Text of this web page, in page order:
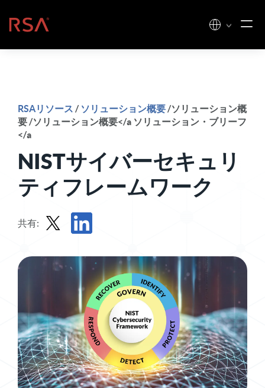
ホーム
RSAリソース / ソリューション概要/ソリューション概
要 /ソリューション概要</a ソリューション・ブリーフ
</a
NISTサイバーセキュリ
ティフレームワーク
共有: